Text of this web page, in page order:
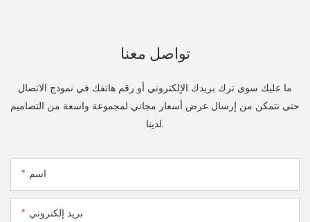
تواصل معنا
ما عليك سوى ترك بريدك الإلكتروني أو رقم هاتفك في نموذج الاتصال
حتى نتمكن من إرسال عرض أسعار مجاني لمجموعة واسعة من التصاميم
لدينا.
اسم
بريد إلكتروني